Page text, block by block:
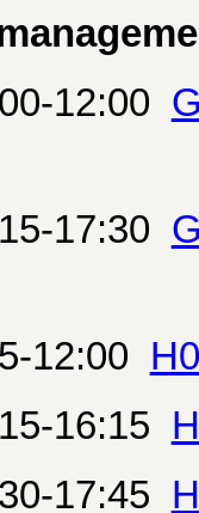
12:00
17:30
12:00
16:15
17:45